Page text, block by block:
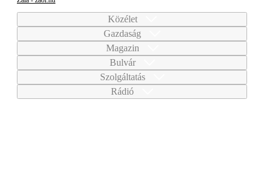
Közélet
Gazdaság
Magazin
Bulvár
Szolgáltatás
Rádió